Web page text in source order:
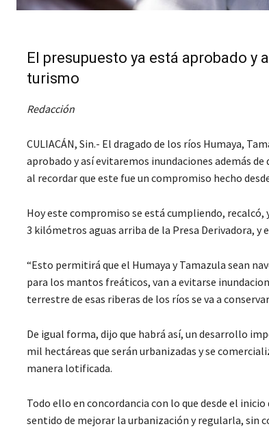
El presupuesto ya está aprobado
turismo
Redacción
CULIACÁN, Sin.- El dragado de los ríos Humaya,
aprobado y así evitaremos inundaciones además
al recordar que este fue un compromiso hecho
Hoy este compromiso se está cumpliendo, recalcó,
3 kilómetros aguas arriba de la Presa Derivadora,
“Esto permitirá que el Humaya y Tamazula sean
para los mantos freáticos, van a evitarse
terrestre de esas riberas de los ríos se va a
De igual forma, dijo que habrá así, un desarrollo
mil hectáreas que serán urbanizadas y se
manera lotificada.
Todo ello en concordancia con lo que desde el
sentido de mejorar la urbanización y regularla, sin